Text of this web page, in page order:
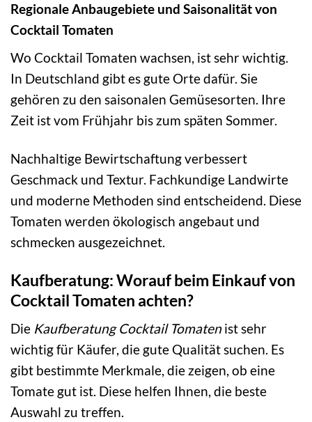
Regionale Anbaugebiete und Saisonalität von
Cocktail Tomaten
Wo Cocktail Tomaten wachsen, ist sehr wichtig.
In Deutschland gibt es gute Orte dafür. Sie
gehören zu den saisonalen Gemüsesorten. Ihre
Zeit ist vom Frühjahr bis zum späten Sommer.
Nachhaltige Bewirtschaftung verbessert
Geschmack und Textur. Fachkundige Landwirte
und moderne Methoden sind entscheidend. Diese
Tomaten werden ökologisch angebaut und
schmecken ausgezeichnet.
Kaufberatung: Worauf beim Einkauf von
Cocktail Tomaten achten?
Die Kaufberatung Cocktail Tomatenist sehr
wichtig für Käufer, die gute Qualität suchen. Es
gibt bestimmte Merkmale, die zeigen, ob eine
Tomate gut ist. Diese helfen Ihnen, die beste
Auswahl zu treffen.